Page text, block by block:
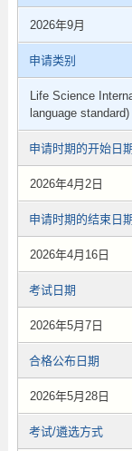
2026年9月
申请类别
Life Science
language standard)
申请时期的开始日期
2026年4月2日
申请时期的结束日期
2026年4月16日
考试日期
2026年5月7日
合格公布日期
2026年5月28日
考试/遴选方式